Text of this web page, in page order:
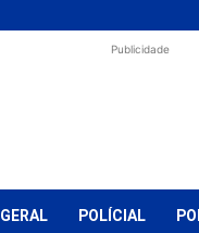
Publicidade
GERAL POLÍCIAL